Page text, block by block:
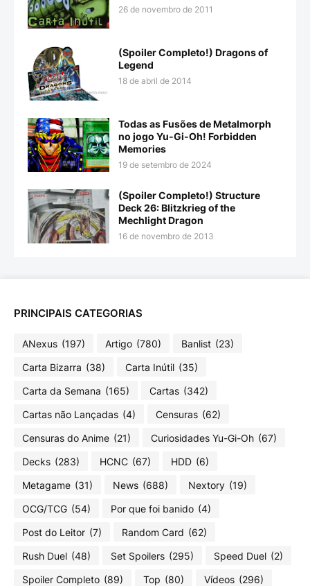
26 de novembro de 2011
(Spoiler Completo!) Dragons of
Legend
18 de abril de 2014
Todas as Fusões de Metalmorph
no jogo Yu-Gi-Oh! Forbidden
Memories
19 de setembro de 2024
(Spoiler Completo!) Structure
Deck 26: Blitzkrieg of the
Mechlight Dragon
16 de novembro de 2013
PRINCIPAIS CATEGORIAS
ANexus (197) Artigo (780) Banlist (23)
Carta Bizarra (38) Carta Inútil (35)
Carta da Semana (165) Cartas (342)
Cartas não Lançadas (4) Censuras (62)
Censuras do Anime (21) Curiosidades Yu-Gi-Oh (67)
Decks (283) HCNC (67) HDD (6)
Metagame (31) News (688) Nextory (19)
OCG/TCG (54) Por que foi banido (4)
Post do Leitor (7) Random Card (62)
Rush Duel (48) Set Spoilers (295) Speed Duel (2)
Spoiler Completo (89) Top (80) Vídeos (296)